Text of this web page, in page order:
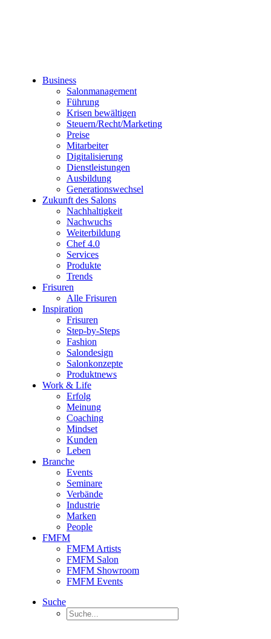
Business
Salonmanagement
Führung
Krisen bewältigen
Steuern/Recht/Marketing
Preise
Mitarbeiter
Digitalisierung
Dienstleistungen
Ausbildung
Generationswechsel
Zukunft des Salons
Nachhaltigkeit
Nachwuchs
Weiterbildung
Chef 4.0
Services
Produkte
Trends
Frisuren
Alle Frisuren
Inspiration
Frisuren
Step-by-Steps
Fashion
Salondesign
Salonkonzepte
Produktnews
Work & Life
Erfolg
Meinung
Coaching
Mindset
Kunden
Leben
Branche
Events
Seminare
Verbände
Industrie
Marken
People
FMFM
FMFM Artists
FMFM Salon
FMFM Showroom
FMFM Events
Suche